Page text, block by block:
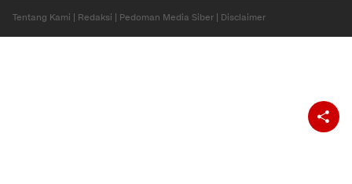
Tentang Kami Redaksi Pedoman Media Siber Disclaimer